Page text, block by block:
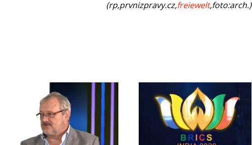
(rp,prvnizpravy.cz,freiewelt,foto:arch.)